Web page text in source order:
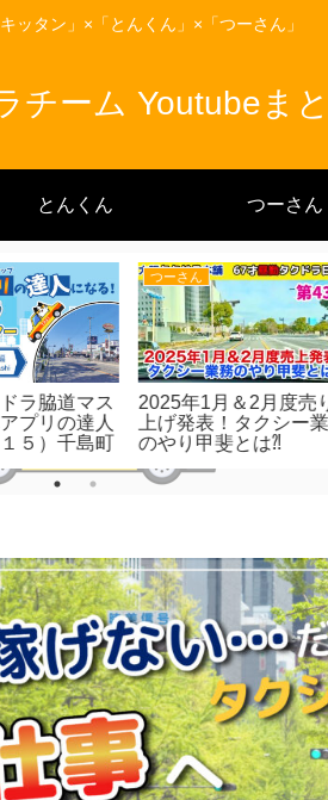
ッタン」×「とんくん」×「つーさん」
チーム Youtubeま
とんくん つーさん
落と
とんくん
流し９割のとんくんが、
乗り場に入ってみた